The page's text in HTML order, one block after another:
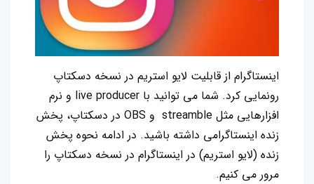
اینستاگرام از قابلیت لایو استریم در نسخه دسکتاپ
رونمایی کرد. شما می توانید با live producer و نرم
افزارهایی مثل streamble و OBS در دسکتاپ، پخش
زنده اینستاگرامی داشته باشید. در ادامه نحوه پخش
زنده (لایو استریم) در اینستاگرام در نسخه دسکتاپ را
مرور می کنیم.